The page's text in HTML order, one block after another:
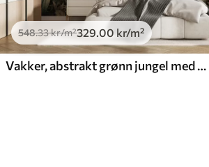
548.33kr/m²329.00 kr/m²
Vakker, abstrakt grønn jungel med tropiske blader